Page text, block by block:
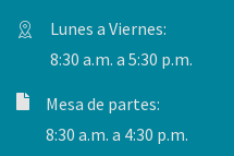
Lunes a Viernes:
8:30 a.m. a 5:30 p.m.
Mesa de partes:
8:30 a.m. a 4:30 p.m.